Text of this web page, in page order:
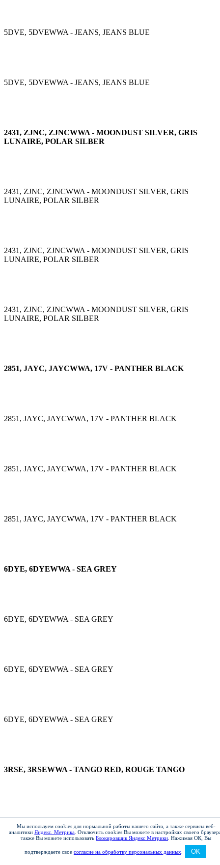
5DVE, 5DVEWWA - JEANS, JEANS BLUE
5DVE, 5DVEWWA - JEANS, JEANS BLUE
2431, ZJNC, ZJNCWWA - MOONDUST SILVER, GRIS
LUNAIRE, POLAR SILBER
2431, ZJNC, ZJNCWWA - MOONDUST SILVER, GRIS
LUNAIRE, POLAR SILBER
2431, ZJNC, ZJNCWWA - MOONDUST SILVER, GRIS
LUNAIRE, POLAR SILBER
2431, ZJNC, ZJNCWWA - MOONDUST SILVER, GRIS
LUNAIRE, POLAR SILBER
2851, JAYC, JAYCWWA, 17V - PANTHER BLACK
2851, JAYC, JAYCWWA, 17V - PANTHER BLACK
2851, JAYC, JAYCWWA, 17V - PANTHER BLACK
2851, JAYC, JAYCWWA, 17V - PANTHER BLACK
6DYE, 6DYEWWA - SEA GREY
6DYE, 6DYEWWA - SEA GREY
6DYE, 6DYEWWA - SEA GREY
6DYE, 6DYEWWA - SEA GREY
3RSE, 3RSEWWA - TANGO RED, ROUGE TANGO
3RSE, 3RSEWWA - TANGO RED, ROUGE TANGO
Мы используем cookies для нормальной работы нашего сайта, а также сервисы веб-
аналитики Яндекс. Метрика Отключить cookies Вы можете в настройках своего
также Вы можете использовать Блокировщик Яндекс Метрики Нажимая ОК, Вы
подтверждаете свое согласие на обработку персональных данных OK